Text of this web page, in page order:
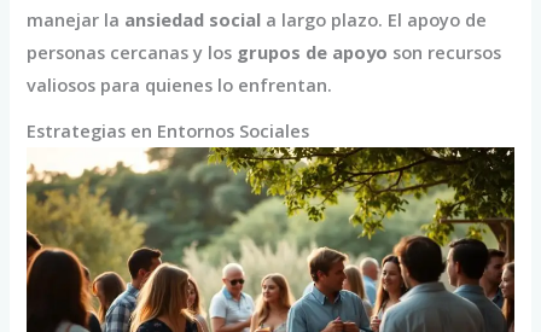
manejar la ansiedad social a largo plazo. El apoyo de
personas cercanas y los grupos de apoyo son recursos
valiosos para quienes lo enfrentan.
Estrategias en Entornos Sociales